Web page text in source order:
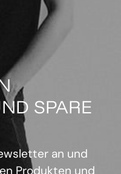
SPARE
an und
Produkten und